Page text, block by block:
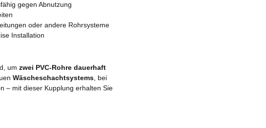
gegen Abnutzung
oder andere Rohrsysteme
Installation
um zwei PVC-Rohre dauerhaft
Wäscheschachtsystems, bei
– mit dieser Kupplung erhalten Sie